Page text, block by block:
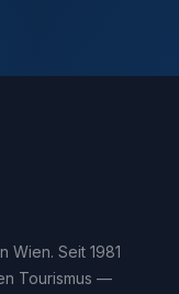
Wien. Seit 1981
Tourismus —